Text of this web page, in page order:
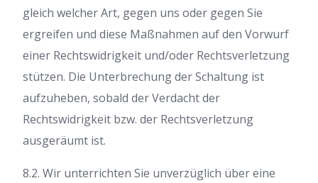
gleich welcher Art, gegen uns oder gegen Sie
ergreifen und diese Maßnahmen auf den Vorwurf
einer Rechtswidrigkeit und/oder Rechtsverletzung
stützen. Die Unterbrechung der Schaltung ist
aufzuheben, sobald der Verdacht der
Rechtswidrigkeit bzw. der Rechtsverletzung
ausgeräumt ist.
8.2. Wir unterrichten Sie unverzüglich über eine